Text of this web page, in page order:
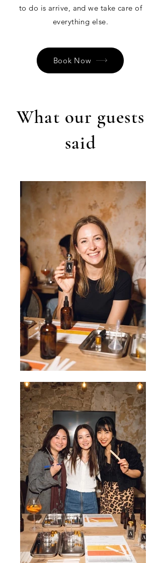
to do is arrive, and we take care of
everything else.
Book Now
What our guests
said